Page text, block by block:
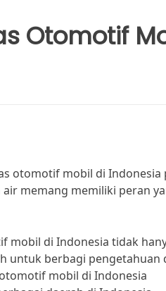
Otomotif
otomotif mobil di Indonesia
memang memiliki peran
mobil di Indonesia tidak
untuk berbagi pengetahuan
mobil di Indonesia